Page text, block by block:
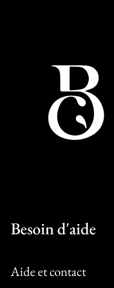
Besoin d'aide
Aide et contact